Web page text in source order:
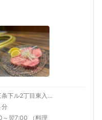
京都府京都市中京区河原町三条下ル2丁目東入北車屋町266-1
分
～翌7:00 （料理